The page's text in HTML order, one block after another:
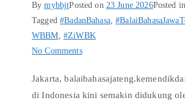
BymybbjtPosted on 23 June 2026Posted
Tagged#BadanBahasa,
WBBM, #ZiWBK
No Comments
Jakarta,
di Indonesia kini semakin didukung